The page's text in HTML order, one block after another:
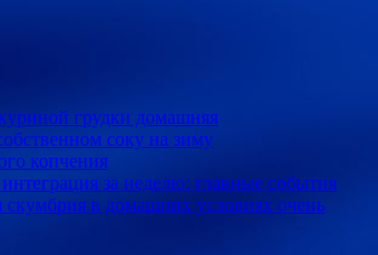
грудки домашняя
соку на зиму
копчения
за неделю: главные события
скумбрия в домашних условиях очень